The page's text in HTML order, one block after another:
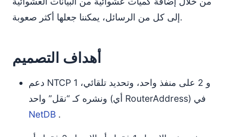
إلى كل من الرسائل، يمكننا جعلها أكثر صعوبة.
أهداف التصميم
دعم NTCP 1 و 2 على منفذ واحد، وتحديد تلقائي،
ونشره كـ “نقل” واحد (أي RouterAddress) في
NetDB .